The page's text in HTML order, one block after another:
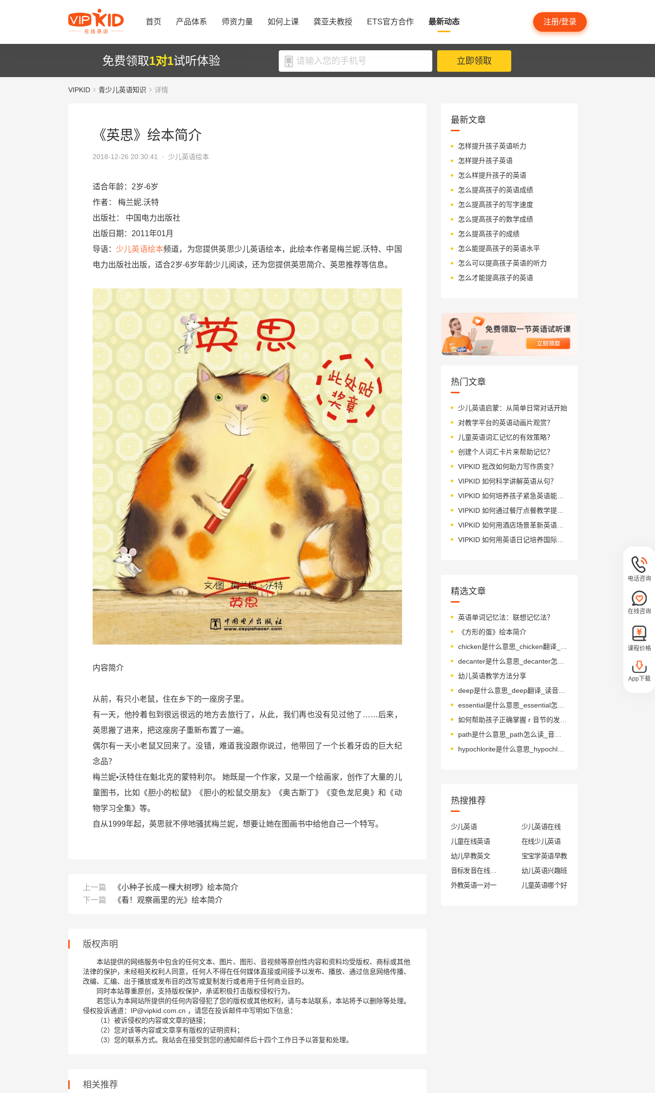
首页 产品体系 师资力量 如何上课 龚亚夫教授 ETS官方合作 最新动态 注册/登录
免费领取1对1试听体验 立即领取
VIPKID 青少儿英语知识 详情
《英思》绘本简介
2018-12-26 20:30:41 · 少儿英语绘本
适合年龄：2岁-6岁
作者： 梅兰妮.沃特
出版社： 中国电力出版社
出版日期：2011年01月
导语： 少儿英语绘本频道，为您提供英思少儿英语绘本，此绘本作者是梅兰妮.沃特、中国
电力出版社出版，适合2岁-6岁年龄少儿阅读，还为您提供英思简介、英思推荐等信息。
内容简介
从前，有只小老鼠，住在乡下的一座房子里。
有一天，他拎着包到很远很远的地方去旅行了，从此，我们再也没有见过他了……后来，
英思搬了进来，把这座房子重新布置了一遍。
偶尔有一天小老鼠又回来了。没错，难道我没跟你说过，他带回了一个长着牙齿的巨大纪
念品？
梅兰妮•沃特住在魁北克的蒙特利尔。 她既是一个作家，又是一个绘画家，创作了大量的儿
童图书，比如《胆小的松鼠》《胆小的松鼠交朋友》《奥古斯丁》《变色龙尼奥》和《动
物学习全集》等。
自从1999年起，英思就不停地骚扰梅兰妮，想要让她在图画书中给他自己一个特写。
上一篇
《小种子长成一棵大树啰》绘本简介
下一篇
《看！观察画里的光》绘本简介
版权声明
本站提供的网络服务中包含的任何文本、图片、图形、音视频等原创性内容和资料均受版权、商标或其他
法律的保护，未经相关权利人同意，任何人不得在任何媒体直接或间接予以发布、播放、通过信息网络传播、
改编、汇编、出于播放或发布目的改写或复制发行或者用于任何商业目的。
同时本站尊重原创，支持版权保护，承诺积极打击版权侵权行为。
若您认为本网站所提供的任何内容侵犯了您的版权或其他权利，请与本站联系，本站将予以删除等处理。
侵权投诉通道：IP@vipkid.com.cn ，请您在投诉邮件中写明如下信息：
（1）被诉侵权的内容或文章的链接；
（2）您对该等内容或文章享有版权的证明资料；
（3）您的联系方式。我站会在接受到您的通知邮件后十四个工作日予以答复和处理。
相关推荐
最新文章
怎样提升孩子英语听力
怎样提升孩子英语
怎么样提升孩子的英语
怎么提高孩子的英语成绩
怎么提高孩子的写字速度
怎么提高孩子的数学成绩
怎么提高孩子的成绩
怎么能提高孩子的英语水平
怎么可以提高孩子英语的听力
怎么才能提高孩子的英语
热门文章
少儿英语启蒙：从简单日常对话开始
对教学平台的英语动画片观赏？
儿童英语词汇记忆的有效策略？
创建个人词汇卡片来帮助记忆？
VIPKID 批改如何助力写作质变？
VIPKID 如何科学讲解英语从句？
VIPKID 如何培养孩子紧急英语能力？
VIPKID 如何通过餐厅点餐教学提升少儿英语应用能力？
VIPKID 如何用酒店场景革新英语教学？
VIPKID 如何用英语日记培养国际化人才？
精选文章
英语单词记忆法：联想记忆法？
《方形的蛋》绘本简介
幼儿英语教学方法分享
deep是什么意思_deep翻译_读音_用法_翻译
path是什么意思_path怎么读_音标pɑ-θ
hypochlorite是什么意思_hypochlorite怎么读_音标ˌhaɪpə'klɔ-raɪt
热搜推荐
少儿英语
少儿英语在线
儿童在线英语
在线少儿英语
幼儿早教英文
宝宝学英语早教
幼儿英语兴趣班
外教英语一对一
儿童英语哪个好
电话咨询
在线咨询
课程价格
App下载